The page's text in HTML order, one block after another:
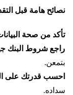
نصائح هامة قبل
تأكد من صحة
راجع شروط البنك
بتمعن.
احسب قدرتك على
سداده.